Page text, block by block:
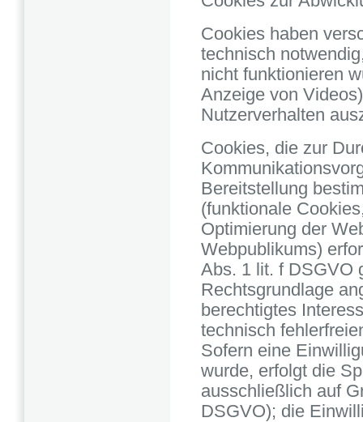
Cookies haben
technisch
nicht funktionieren
Anzeige von
Nutzerverhalten
Cookies, die zur
Bereitstellung
(funktionale
Optimierung der
Webpublikums)
Abs. 1 lit. f DSGVO
Rechtsgrundlage
berechtigtes
technisch
Sofern eine
wurde, erfolgt die
ausschließlich auf
DSGVO); die